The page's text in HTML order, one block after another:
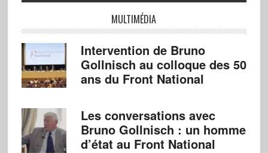
MULTIMÉDIA
Intervention de Bruno
Gollnisch au colloque des 50
ans du Front National
Les conversations avec
Bruno Gollnisch : un homme
d’état au Front National